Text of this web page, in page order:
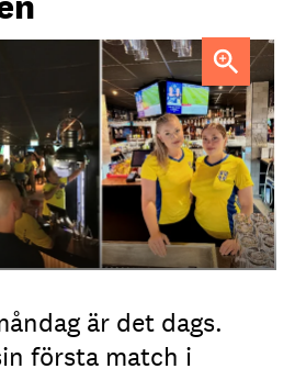
svenska fotbollsfans kl 04.
är det dags.
första match i